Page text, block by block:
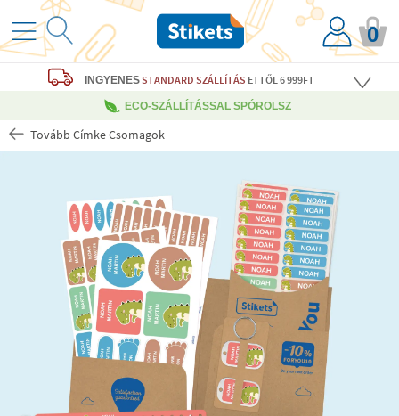
0
INGYENESSTANDARD SZÁLLÍTÁS ETTŐL 6 999FT
ECO-SZÁLLÍTÁSSAL SPÓROLSZ
Tovább Címke Csomagok